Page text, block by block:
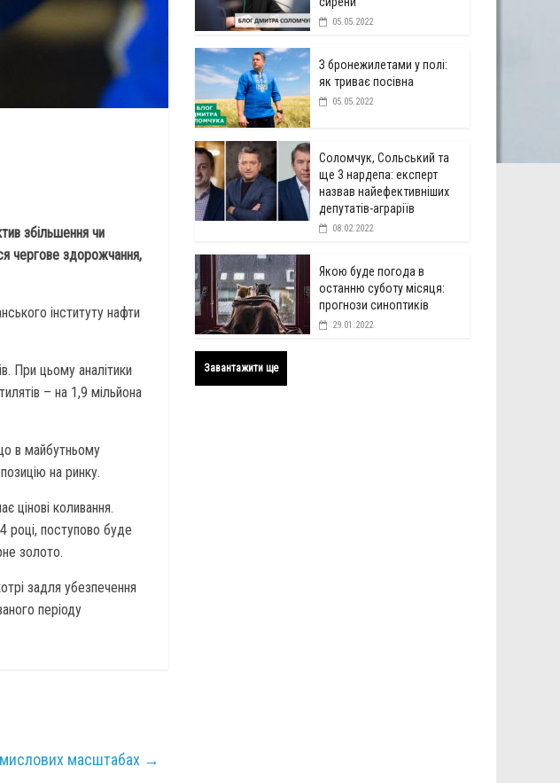
збільшення чи
чергове здорожчання,
інституту нафти
При цьому аналітики
– на 1,9 мільйона
в майбутньому
на ринку.
цінові коливання.
році, поступово буде
золото.
задля убезпечення
періоду
масштабах →
05.05.2022
З бронежилетами у полі:
як триває посівна
05.05.2022
Соломчук, Сольський та
ще 3 нардепа: експерт
назвав найефективніших
депутатів-аграріїв
08.02.2022
Якою буде погода в
останню суботу місяця:
прогнози синоптиків
29.01.2022
Завантажити ще